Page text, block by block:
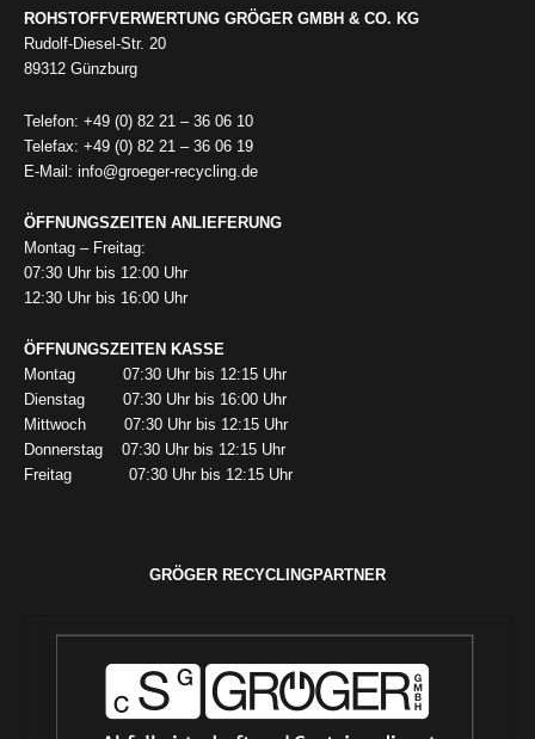
ROHSTOFFVERWERTUNG GRÖGER GMBH & CO. KG
Rudolf-Diesel-Str. 20
89312 Günzburg
Telefon: +49 (0) 82 21 – 36 06 10
Telefax: +49 (0) 82 21 – 36 06 19
E-Mail: info@groeger-recycling.de
ÖFFNUNGSZEITEN ANLIEFERUNG
Montag – Freitag:
07:30 Uhr bis 12:00 Uhr
12:30 Uhr bis 16:00 Uhr
ÖFFNUNGSZEITEN KASSE
Montag 07:30 Uhr bis 12:15 Uhr
Dienstag 07:30 Uhr bis 16:00 Uhr
Mittwoch 07:30 Uhr bis 12:15 Uhr
Donnerstag 07:30 Uhr bis 12:15 Uhr
Freitag 07:30 Uhr bis 12:15 Uhr
GRÖGER RECYCLINGPARTNER